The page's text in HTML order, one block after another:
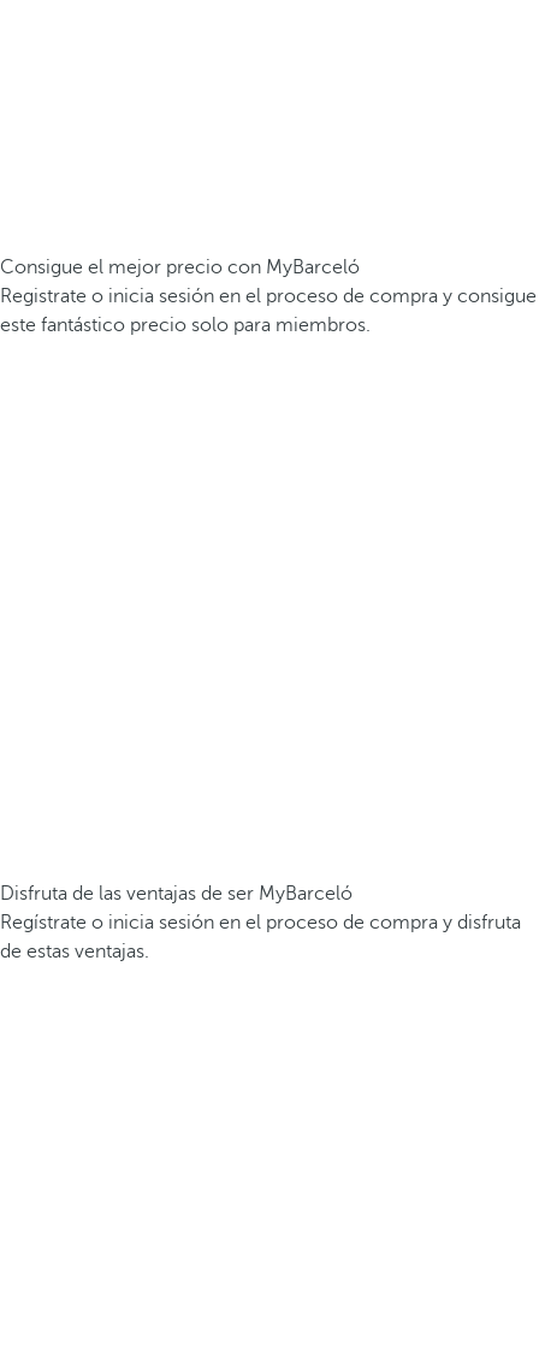
Consigue el mejor precio con MyBarceló
Registrate o inicia sesión en el proceso de compra y consigue
este fantástico precio solo para miembros.
Disfruta de las ventajas de ser MyBarceló
Regístrate o inicia sesión en el proceso de compra y disfruta
de estas ventajas.